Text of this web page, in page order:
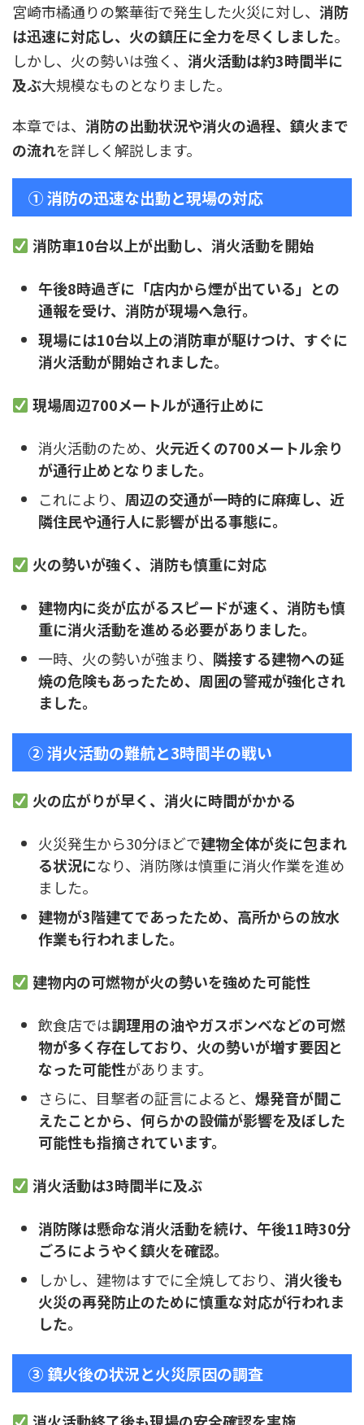
宮崎市橘通りの繁華街で発生した火災に対し、 消防
は迅速に対応し、火の鎮圧に全力を尽くしました。
しかし、火の勢いは強く、 消火活動は約3時間半に
及ぶ大規模なものとなりました。
本章では、 消防の出動状況や消火の過程、鎮火まで
の流れを詳しく解説します。
① 消防の迅速な出動と現場の対応
消防車10台以上が出動し、消火活動を開始
午後8時過ぎに「店内から煙が出ている」との
通報を受け、消防が現場へ急行。
現場には10台以上の消防車が駆けつけ、すぐに
消火活動が開始されました。
現場周辺700メートルが通行止めに
消火活動のため、 火元近くの700メートル余り
が通行止めとなりました。
これにより、 周辺の交通が一時的に麻痺し、近
隣住民や通行人に影響が出る事態に。
火の勢いが強く、消防も慎重に対応
建物内に炎が広がるスピードが速く、消防も慎
重に消火活動を進める必要がありました。
一時、火の勢いが強まり、 隣接する建物への延
焼の危険もあったため、周囲の警戒が強化され
ました。
② 消火活動の難航と3時間半の戦い
火の広がりが早く、消火に時間がかかる
火災発生から30分ほどで建物全体が炎に包まれ
る状況になり、消防隊は慎重に消火作業を進め
ました。
建物が3階建てであったため、高所からの放水
作業も行われました。
建物内の可燃物が火の勢いを強めた可能性
飲食店では調理用の油やガスボンベなどの可燃
物が多く存在しており、火の勢いが増す要因と
なった可能性があります。
さらに、目撃者の証言によると、 爆発音が聞こ
えたことから、何らかの設備が影響を及ぼした
可能性も指摘されています。
消火活動は3時間半に及ぶ
消防隊は懸命な消火活動を続け、午後11時30分
ごろにようやく鎮火を確認。
しかし、建物はすでに全焼しており、 消火後も
火災の再発防止のために慎重な対応が行われま
した。
③ 鎮火後の状況と火災原因の調査